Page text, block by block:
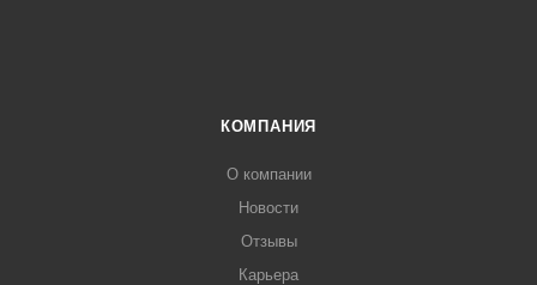
КОМПАНИЯ
О компании
Новости
Отзывы
Карьера